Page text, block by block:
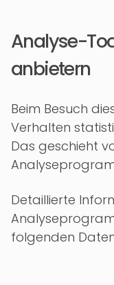
Analyse-
anbietern
Beim Besuch
Verhalten
Das geschieht
Detaillierte
folgenden